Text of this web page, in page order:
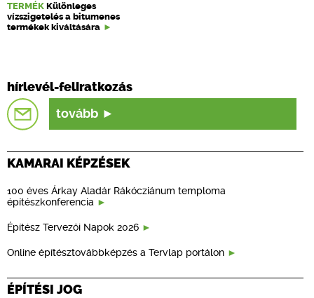
TERMÉK Különleges
vízszigetelés a bitumenes
termékek kiváltására
hírlevél-feliratkozás
tovább
KAMARAI KÉPZÉSEK
100 éves Árkay Aladár Rákócziánum temploma
építészkonferencia
Építész Tervezői Napok 2026
Online építésztovábbképzés a Tervlap portálon
ÉPÍTÉSI JOG